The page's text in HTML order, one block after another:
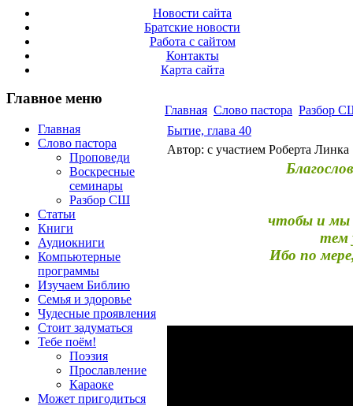
Новости сайта
Братские новости
Работа с сайтом
Контакты
Карта сайта
Главное меню
Главная
Слово пастора
Проповеди
Воскресные
семинары
Разбор СШ
Статьи
Книги
Аудиокниги
Компьютерные
программы
Изучаем Библию
Семья и здоровье
Чудесные проявления
Стоит задуматься
Тебе поём!
Поэзия
Прославление
Караоке
Может пригодиться
Главная Слово пастора Разбор
Бытие, глава 40
Автор: с участием Роберта Линка
чтобы и мы
тем
Ибо по